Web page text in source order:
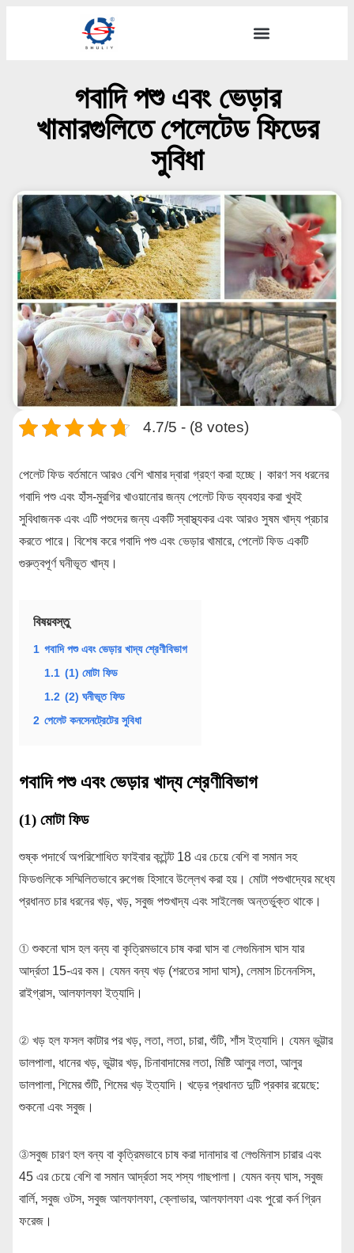
গবাদি পশু এবং ভেড়ার
খামারগুলিতে পেলেটেড ফিডের
সুবিধা
4.7/5 - (8 votes)
পেলেট ফিড বর্তমানে আরও বেশি খামার দ্বারা গ্রহণ করা হচ্ছে। কারণ সব ধরনের
গবাদি পশু এবং হাঁস-মুরগির খাওয়ানোর জন্য পেলেট ফিড ব্যবহার করা খুবই
সুবিধাজনক এবং এটি পশুদের জন্য একটি স্বাস্থ্যকর এবং আরও সুষম খাদ্য প্রচার
করতে পারে। বিশেষ করে গবাদি পশু এবং ভেড়ার খামারে, পেলেট ফিড একটি
গুরুত্বপূর্ণ ঘনীভূত খাদ্য।
বিষয়বস্তু
1 গবাদি পশু এবং ভেড়ার খাদ্য শ্রেণীবিভাগ
1.1 (1) মোটা ফিড
1.2 (2) ঘনীভূত ফিড
2 পেলেট কনসেনট্রেটের সুবিধা
গবাদি পশু এবং ভেড়ার খাদ্য শ্রেণীবিভাগ
(1) মোটা ফিড
শুষ্ক পদার্থে অপরিশোধিত ফাইবার কন্টেন্ট 18 এর চেয়ে বেশি বা সমান সহ
ফিডগুলিকে সম্মিলিতভাবে রুগেজ হিসাবে উল্লেখ করা হয়। মোটা পশুখাদ্যের মধ্যে
প্রধানত চার ধরনের খড়, খড়, সবুজ পশুখাদ্য এবং সাইলেজ অন্তর্ভুক্ত থাকে।
① শুকনো ঘাস হল বন্য বা কৃত্রিমভাবে চাষ করা ঘাস বা লেগুমিনাস ঘাস যার
আর্দ্রতা 15-এর কম। যেমন বন্য খড় (শরতের সাদা ঘাস), লেমাস চিনেনসিস,
রাইগ্রাস, আলফালফা ইত্যাদি।
② খড় হল ফসল কাটার পর খড়, লতা, লতা, চারা, শুঁটি, শাঁস ইত্যাদি। যেমন ভুট্টার
ডালপালা, ধানের খড়, ভুট্টার খড়, চিনাবাদামের লতা, মিষ্টি আলুর লতা, আলুর
ডালপালা, শিমের শুঁটি, শিমের খড় ইত্যাদি। খড়ের প্রধানত দুটি প্রকার রয়েছে:
শুকনো এবং সবুজ।
③সবুজ চারণ হল বন্য বা কৃত্রিমভাবে চাষ করা দানাদার বা লেগুমিনাস চারার এবং
45 এর চেয়ে বেশি বা সমান আর্দ্রতা সহ শস্য গাছপালা। যেমন বন্য ঘাস, সবুজ
বার্লি, সবুজ ওটস, সবুজ আলফালফা, ক্লোভার, আলফালফা এবং পুরো কর্ন গ্রিন
ফরেজ।